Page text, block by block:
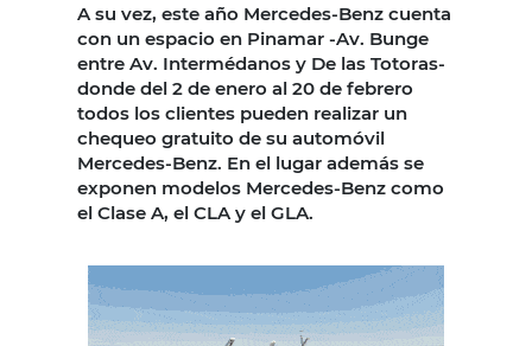
A su vez, este año Mercedes-Benz cuenta
con un espacio en Pinamar -Av. Bunge
entre Av. Intermédanos y De las Totoras-
donde del 2 de enero al 20 de febrero
todos los clientes pueden realizar un
chequeo gratuito de su automóvil
Mercedes-Benz. En el lugar además se
exponen modelos Mercedes-Benz como
el Clase A, el CLA y el GLA.